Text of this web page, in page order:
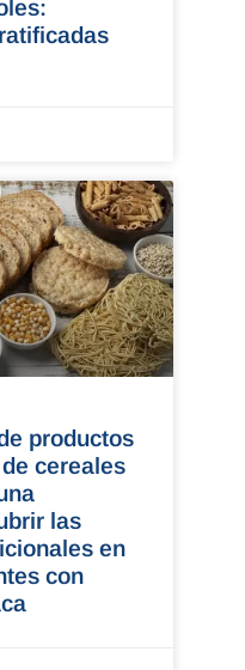
productos
cereales
las
en
con